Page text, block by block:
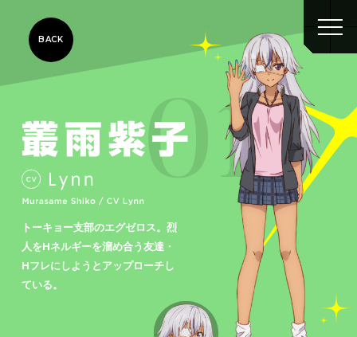
BACK
トーキョー支部のエグゼロス。烈
人をHネルギーを溜め合う友達・
Hフレにしようとアップローチし
ている。